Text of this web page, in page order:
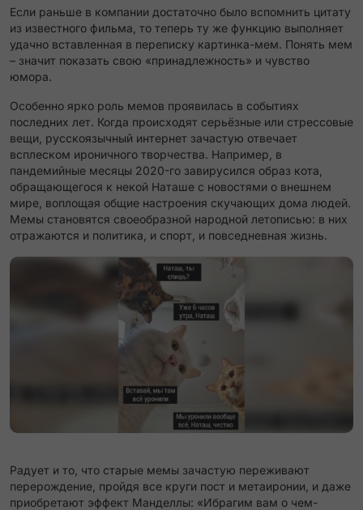
Если раньше в компании достаточно было вспомнить цитату
из известного фильма, то теперь ту же функцию выполняет
удачно вставленная в переписку картинка-мем​. Понять мем
– значит показать свою «принадлежность» и чувство
юмора.
Особенно ярко роль мемов проявилась в событиях
последних лет. Когда происходят серьёзные или стрессовые
вещи, русскоязычный интернет зачастую отвечает
всплеском ироничного творчества. Например, в
пандемийные месяцы 2020-го завирусился образ кота,
обращающегося к некой Наташе с новостями о внешнем
мире, воплощая общие настроения скучающих дома людей.
Мемы становятся своеобразной народной летописью: в них
отражаются и политика, и спорт, и повседневная жизнь.
Радует и то, что старые мемы зачастую переживают
перерождение, пройдя все круги пост и метаиронии, и даже
приобретают эффект Манделлы: «Ибрагим вам о чем-